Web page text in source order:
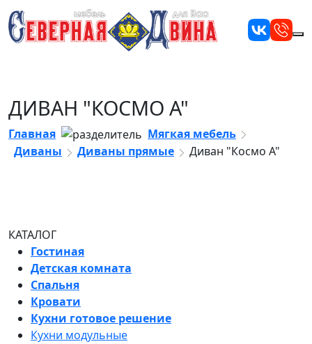
ДИВАН "КОСМО А"
Главная
Мягкая мебель
Диваны
Диваны прямые Диван "Космо А"
КАТАЛОГ
Гостиная
Детская комната
Спальня
Кровати
Кухни готовое решение
Кухни модульные